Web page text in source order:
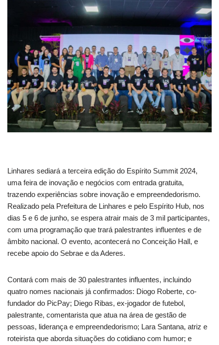
Linhares sediará a terceira edição do Espírito Summit 2024,
uma feira de inovação e negócios com entrada gratuita,
trazendo experiências sobre inovação e empreendedorismo.
Realizado pela Prefeitura de Linhares e pelo Espírito Hub, nos
dias 5 e 6 de junho, se espera atrair mais de 3 mil participantes,
com uma programação que trará palestrantes influentes e de
âmbito nacional. O evento, acontecerá no Conceição Hall, e
recebe apoio do Sebrae e da Aderes.
Contará com mais de 30 palestrantes influentes, incluindo
quatro nomes nacionais já confirmados: Diogo Roberte, co-
fundador do PicPay; Diego Ribas, ex-jogador de futebol,
palestrante, comentarista que atua na área de gestão de
pessoas, liderança e empreendedorismo; Lara Santana, atriz e
roteirista que aborda situações do cotidiano com humor; e